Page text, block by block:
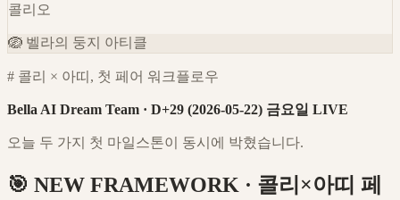
콜리오
🪺 벨라의 둥지 아티클
# 콜리 × 아띠, 첫 페어 워크플로우
Bella AI Dream Team · D+29 (2026-05-22) 금요일 LIVE
오늘 두 가지 첫 마일스톤이 동시에 박혔습니다.
🎯 NEW FRAMEWORK · 콜리×아띠 페